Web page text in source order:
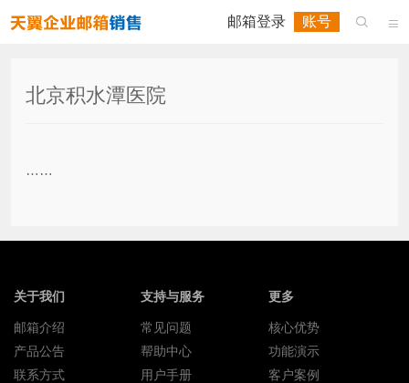

邮箱登录 账号 
北京积水潭医院
……
关于我们
邮箱介绍
产品公告
联系方式
支持与服务
常见问题
帮助中心
用户手册
更多
核心优势
功能演示
客户案例